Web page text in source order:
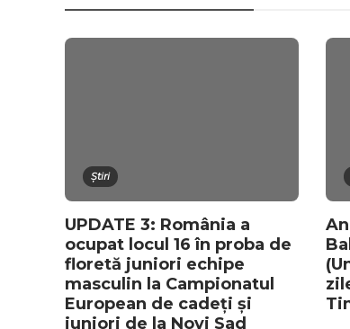
Știri
UPDATE 3: România a
ocupat locul 16 în proba de
floretă juniori echipe
masculin la Campionatul
European de cadeți și
juniori de la Novi Sad